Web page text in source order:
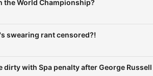
to the weekend's race
they’ll deep dive into the
Watch and listen on Global
the World Championship?
swearing rant censored?!
dirty with Spa penalty after George Russell